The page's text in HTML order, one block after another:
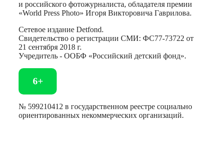
и российского фотожурналиста, обладателя премии
«World Press Photo» Игоря Викторовича Гаврилова.
Сетевое издание Detfond.
Свидетельство о регистрации СМИ: ФС77-73722 от
21 сентября 2018 г.
Учредитель - ООБФ «Российский детский фонд».
6+
№ 599210412 в государственном реестре социально
ориентированных некоммерческих организаций.